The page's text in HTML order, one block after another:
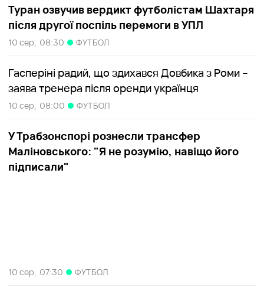
Туран озвучив вердикт футболістам Шахтаря
після другої поспіль перемоги в УПЛ
10 сер, 08:30 ФУТБОЛ
Гасперіні радий, що здихався Довбика з Роми –
заява тренера після оренди українця
10 сер, 08:00 ФУТБОЛ
У Трабзонспорі рознесли трансфер
Маліновського: "Я не розумію, навіщо його
підписали"
10 сер, 07:30 ФУТБОЛ